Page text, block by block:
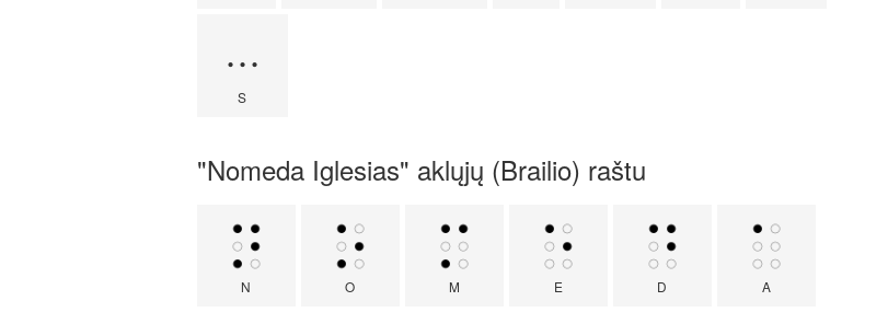
···
S
"Nomeda Iglesias" aklųjų (Brailio) raštu
N O M E D A